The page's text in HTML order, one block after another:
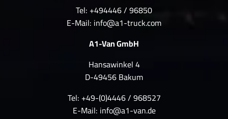
Tel: +494446 / 96850
E-Mail: info@a1-truck.com
A1-Van GmbH
Hansawinkel 4
D-49456 Bakum
Tel: +49-(0)4446 / 968527
E-Mail: info@a1-van.de